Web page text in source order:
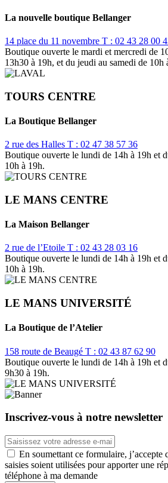
La nouvelle boutique Bellanger
14 place du 11 novembre T : 02 43 28 00
Boutique ouverte le mardi et mercredi de
13h30 à 19h, et du jeudi au samedi de 10h
TOURS CENTRE
La Boutique Bellanger
2 rue des Halles T : 02 47 38 57 36
Boutique ouverte le lundi de 14h à 19h et
10h à 19h.
LE MANS CENTRE
La Maison Bellanger
2 rue de l’Etoile T : 02 43 28 03 16
Boutique ouverte le lundi de 14h à 19h et
10h à 19h.
LE MANS UNIVERSITÉ
La Boutique de l’Atelier
158 route de Beaugé T : 02 43 87 62 90
Boutique ouverte le lundi de 14h à 19h et
9h30 à 19h.
Inscrivez-vous à notre newsletter
En soumettant ce formulaire, j’accepte
saisies soient utilisées pour apporter une
téléphone à ma demande